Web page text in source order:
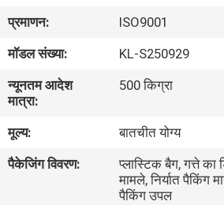
हमारे
बारे
में
कारखाना
भ्रमण
प्रमाणन:
ISO9001
मॉडल संख्या:
KL-S250929
न्यूनतम आदेश
मात्रा:
500 किग्रा
मूल्य:
बातचीत योग्य
पैकेजिंग विवरण:
प्लास्टिक बैग, गत्ते
मामले, निर्यात
पैकिंग उपल